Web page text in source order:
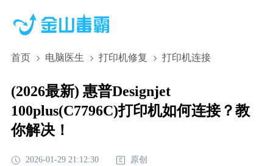
首页 电脑医生 打印机修复 打印机连接
(2026最新) 惠普Designjet
100plus(C7796C)打印机如何连接？教
你解决！
2026-01-29 21:12:30 原创